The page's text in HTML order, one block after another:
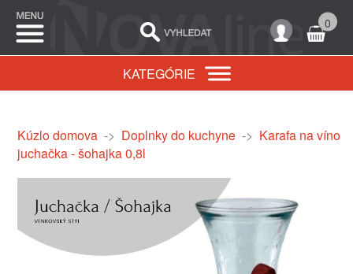
0
KATEGÓRIE
Kúzlo domova-> Doplnky do kuchyne-> Karafa na víno
juchačka - šohajka 0,8l